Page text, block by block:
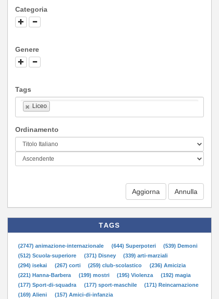
Categoria
Genere
Tags
Liceo
Ordinamento
Aggiorna
TAGS
(2747) animazione-internazionale (644) Superpoteri
(539) Demoni
(512) Scuola-superiore
(371) Disney
(339) arti-marziali
(294) isekai
(267) corti (259) club-scolastico
(236) Amicizia
(221) Hanna-Barbera
(199) mostri (195) Violenza
(192) magia
(177) Sport-di-squadra
(177) sport-maschile
(171) Reincarnazione
(169) Alieni
(157) Amici-di-infanzia